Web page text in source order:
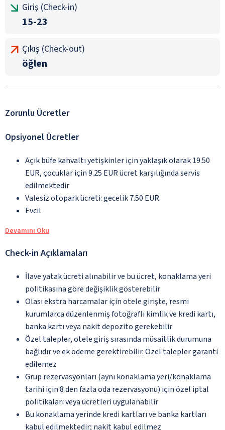
Giriş (Check-in)
15-23
Çıkış (Check-out)
öğlen
Zorunlu Ücretler
Opsiyonel Ücretler
Açık büfe kahvaltı yetişkinler için yaklaşık olarak 19.50
EUR, çocuklar için 9.25 EUR ücret karşılığında servis
edilmektedir
Valesiz otopark ücreti: gecelik 7.50 EUR.
Evcil
Devamını Oku
Check-in Açıklamaları
İlave yatak ücreti alınabilir ve bu ücret, konaklama yeri
politikasına göre değişiklik gösterebilir
Olası ekstra harcamalar için otele girişte, resmi
kurumlarca düzenlenmiş fotoğraflı kimlik ve kredi kartı,
banka kartı veya nakit depozito gerekebilir
Özel talepler, otele giriş sırasında müsaitlik durumuna
bağlıdır ve ek ödeme gerektirebilir. Özel talepler garanti
edilemez
Grup rezervasyonları (aynı konaklama yeri/konaklama
tarihi için 8 den fazla oda rezervasyonu) için özel iptal
politikaları veya ücretleri uygulanabilir
Bu konaklama yerinde kredi kartları ve banka kartları
kabul edilmektedir; nakit kabul edilmez